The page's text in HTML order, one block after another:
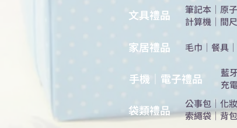
​文具禮品 筆記本 ｜ 原
計算機 ｜ 間尺
​家居禮品 ​毛巾 ｜ 餐具 ｜
手機｜電子禮品 藍
充
​袋類禮品 公事包 ｜ 化
索繩袋｜背包